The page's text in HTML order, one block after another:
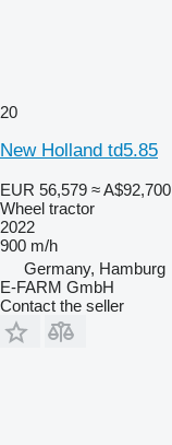
20
New Holland td5.85
EUR 56,579 ≈ A$92,700
Wheel tractor
2022
900 m/h
Germany, Hamburg
E-FARM GmbH
Contact the seller